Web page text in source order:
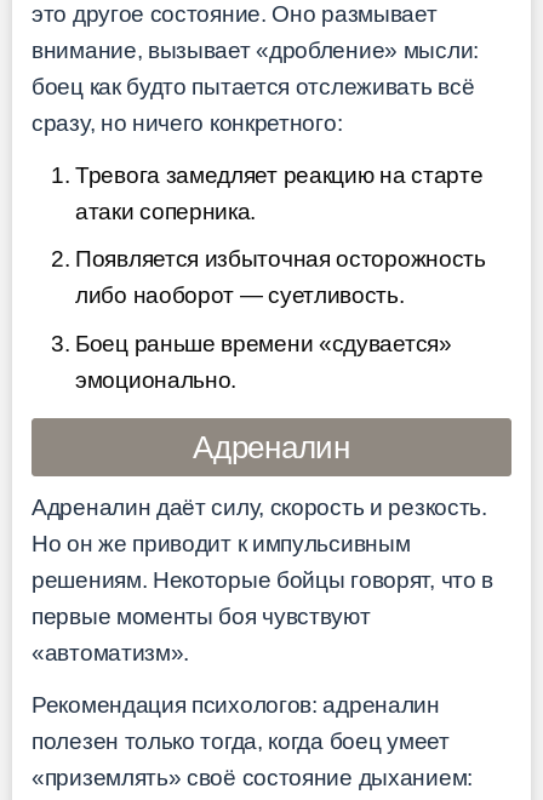
это другое состояние. Оно размывает
внимание, вызывает «дробление» мысли:
боец как будто пытается отслеживать всё
сразу, но ничего конкретного:
Тревога замедляет реакцию на старте
атаки соперника.
Появляется избыточная осторожность
либо наоборот — суетливость.
Боец раньше времени «сдувается»
эмоционально.
Адреналин
Адреналин даёт силу, скорость и резкость.
Но он же приводит к импульсивным
решениям. Некоторые бойцы говорят, что в
первые моменты боя чувствуют
«автоматизм».
Рекомендация психологов: адреналин
полезен только тогда, когда боец умеет
«приземлять» своё состояние дыханием: